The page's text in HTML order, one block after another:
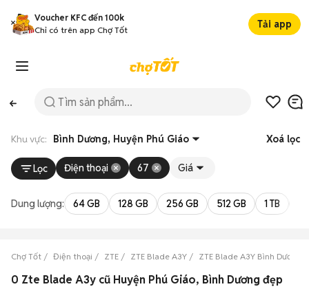
Voucher KFC đến 100k
Chỉ có trên app Chợ Tốt
Tải app
Khu vực: Bình Dương, Huyện Phú Giáo Xoá lọc
Lọc Điện thoại 67 Giá
Dung lượng: 64 GB 128 GB 256 GB 512 GB 1 TB
Chợ Tốt Điện thoại ZTE ZTE Blade A3Y ZTE Blade A3Y Bình Dương
0 Zte Blade A3y cũ Huyện Phú Giáo, Bình Dương đẹp